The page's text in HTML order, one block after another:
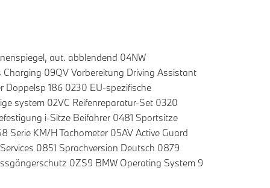
aut. abblendend 04NW
09QV Vorbereitung Driving Assistant
Doppelsp 186 0230 EU-spezifische
system 02VC Reifenreparatur-Set 0320
i-Sitze Beifahrer 0481 Sportsitze
Serie KM/H Tachometer 05AV Active Guard
0851 Sprachversion Deutsch 0879
0ZS9 BMW Operating System 9